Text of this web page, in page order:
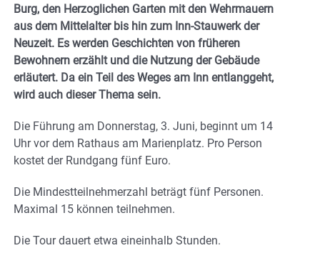
Burg, den Herzoglichen Garten mit den Wehrmauern
aus dem Mittelalter bis hin zum Inn-Stauwerk der
Neuzeit. Es werden Geschichten von früheren
Bewohnern erzählt und die Nutzung der Gebäude
erläutert. Da ein Teil des Weges am Inn entlanggeht,
wird auch dieser Thema sein.
Die Führung am Donnerstag, 3. Juni, beginnt um 14
Uhr vor dem Rathaus am Marienplatz. Pro Person
kostet der Rundgang fünf Euro.
Die Mindestteilnehmerzahl beträgt fünf Personen.
Maximal 15 können teilnehmen.
Die Tour dauert etwa eineinhalb Stunden.